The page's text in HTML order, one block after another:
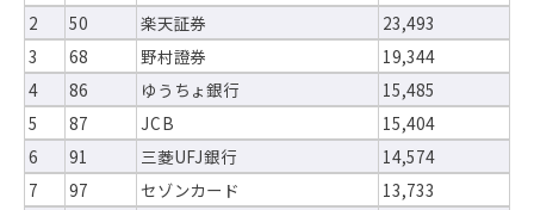
2
50 楽天証券
23,493
3
68 野村證券
19,344
4
86 ゆうちょ銀行
15,485
5
87 JCB
15,404
6
91 三菱UFJ銀行
14,574
7
97 セゾンカード
13,733